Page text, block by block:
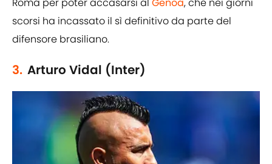
scorsi ha incassato il sì definitivo da parte del
difensore brasiliano.
3. Arturo Vidal (Inter)